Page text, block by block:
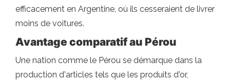
efficacement en Argentine, où ils cesseraient de livrer
moins de voitures.
Avantage comparatif au Pérou
Une nation comme le Pérou se démarque dans la
production d'articles tels que les produits d'or,